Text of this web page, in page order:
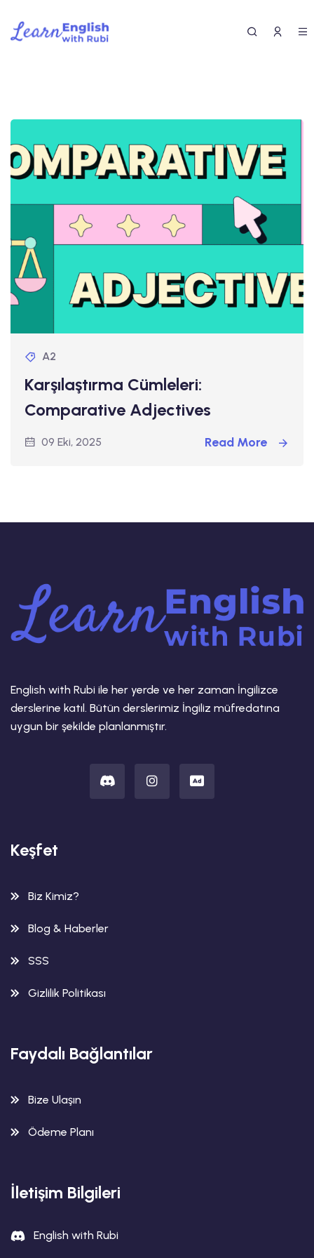
A2
Karşılaştırma Cümleleri:
Comparative Adjectives
09 Eki, 2025 Read More
English with Rubi ile her yerde ve her zaman İngilizce
derslerine katıl. Bütün derslerimiz İngiliz müfredatına
uygun bir şekilde planlanmıştır.
Keşfet
Biz Kimiz?
Blog & Haberler
SSS
Gizlilik Politikası
Faydalı Bağlantılar
Bize Ulaşın
Ödeme Planı
İletişim Bilgileri
English with Rubi